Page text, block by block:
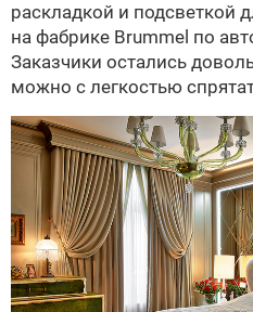
раскладкой и подсветкой
на фабрике Brummel по
Заказчики остались
можно с легкостью